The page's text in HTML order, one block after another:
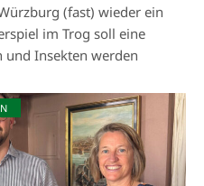
(fast) wieder ein
im Trog soll eine
und Insekten werden